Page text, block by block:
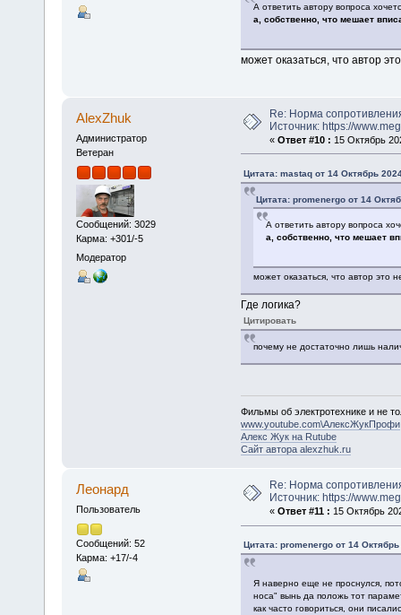
А ответить автору вопроса
а, собственно, что мешает
может оказаться, что автор
AlexZhuk
Администратор
Ветеран
Сообщений: 3029
Карма: +301/-5
Модератор
Re: Норма
Источник: https://
« Ответ #10 : 15 Октябрь
Цитата: mastaq от 14 Октябрь
Цитата: promenergo от 14
А ответить автору вопроса
а, собственно, что мешает
может оказаться, что автор это
Где логика?
Цитировать
почему не достаточно лишь
Фильмы об электротехнике и не
www.youtube.com\АлексЖукПрофи
Алекс Жук на Rutube
Сайт автора alexzhuk.ru
Леонард
Пользователь
Сообщений: 52
Карма: +17/-4
Re: Норма
Источник: https://
« Ответ #11 : 15 Октябрь
Цитата: promenergo от 14
Я наверно еще не проснулся,
носа" вынь да положь тот
как часто говориться, они